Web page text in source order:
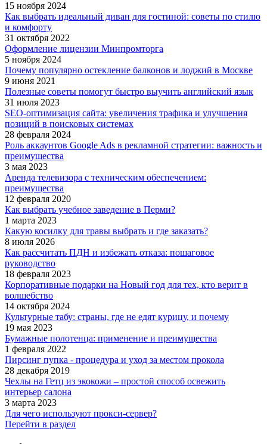
15 ноября 2024
Как выбрать идеальный диван для гостиной: советы по стилю
и комфорту
31 октября 2022
Оформление лицензии Минпромторга
5 ноября 2024
Почему популярно остекление балконов и лоджий в Москве
9 июня 2021
Полезные советы помогут быстро выучить английский язык
31 июля 2023
SEO-оптимизация сайта: увеличения трафика и улучшения
позиций в поисковых системах
28 февраля 2024
Роль аккаунтов Google Ads в рекламной стратегии: важность и
преимущества
3 мая 2023
Аренда телевизора с техническим обеспечением:
преимущества
12 февраля 2020
Как выбрать учебное заведение в Перми?
1 марта 2023
Какую косилку для травы выбрать и где заказать?
8 июля 2026
Как рассчитать ПДН и избежать отказа: пошаговое
руководство
18 февраля 2023
Корпоративные подарки на Новый год для тех, кто верит в
волшебство
14 октября 2024
Культурные табу: страны, где не едят курицу, и почему
19 мая 2023
Бумажные полотенца: применение и преимущества
1 февраля 2022
Пирсинг пупка - процедура и уход за местом прокола
28 декабря 2019
Чехлы на Гетц из экокожи – простой способ освежить
интерьер салона
3 марта 2023
Для чего используют прокси-сервер?
Перейти в раздел